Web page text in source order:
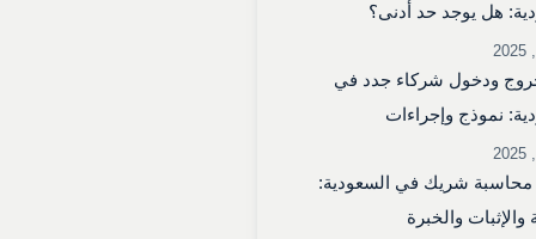
هل يوجد حد أدنى؟
ودخول شركاء جدد في
نموذج وإجراءات
شريك في السعودية:
والإثبات والخبرة